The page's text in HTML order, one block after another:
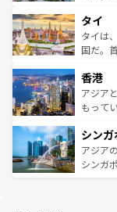
リティ
覧を参
急速な
ーチミ
醸し出
とつ。
ひ現地
が旅行
参照し
タイ
タイは
国だ。
の活気
帯で自
いビー
激する
が待っ
た文化
香港
アジア
もって
み、ど
ており
うな絶
シン
アジア
シンガ